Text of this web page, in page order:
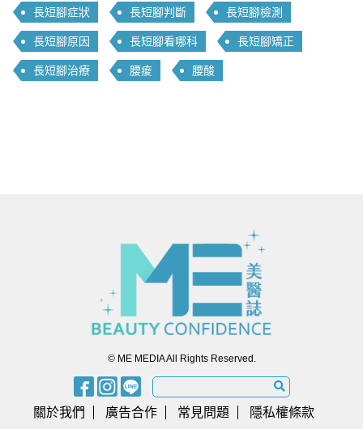
長短腳症狀 長短腳判斷 長短腳檢測
長短腳原因 長短腳看哪科 長短腳矯正
長短腳治療 腰痠 腰酸
© ME MEDIA All Rights Reserved.
關於我們 廣告合作 常見問題 隱私權條款